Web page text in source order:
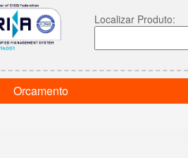
Localizar Produto:
Orcamento